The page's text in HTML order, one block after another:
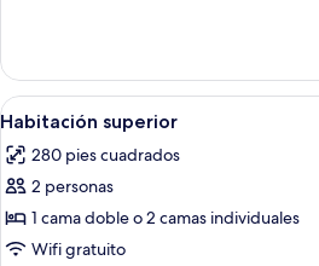
Twin
Room
Abrir
todas
las
fotos
de
Habitación
3
Habitación superior
280 pies cuadrados
2 personas
1 cama doble o 2 camas individuales
Wifi gratuito